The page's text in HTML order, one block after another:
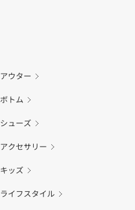
アウター
ボトム
シューズ
アクセサリー
キッズ
ライフスタイル